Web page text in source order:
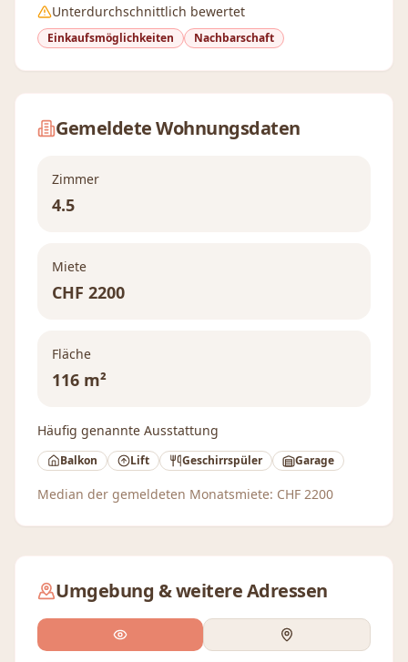
Unterdurchschnittlich bewertet
Einkaufsmöglichkeiten Nachbarschaft
Gemeldete Wohnungsdaten
Zimmer
4.5
Miete
CHF 2200
Fläche
116 m²
Häufig genannte Ausstattung
Balkon Lift Geschirrspüler Garage
Median der gemeldeten Monatsmiete: CHF 2200
Umgebung & weitere Adressen